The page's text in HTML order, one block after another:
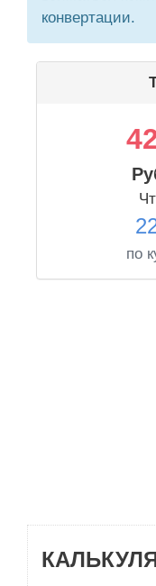
конвертации.
по